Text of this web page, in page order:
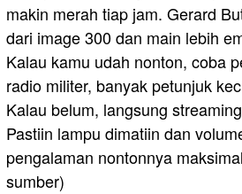
makin merah tiap jam. Gerard
dari image 300 dan main lebih
Kalau kamu udah nonton, coba
radio militer, banyak petunjuk
Kalau belum, langsung
Pastiin lampu dimatiin dan
pengalaman nontonnya
sumber)